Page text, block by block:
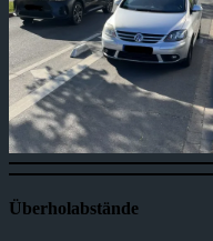
Überholabstände